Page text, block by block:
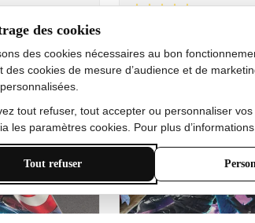
rapide. Je
bon état doux
des cookies
des cookies nécessaires au bon
des cookies de mesure d’audience et de
tout refuser, tout accepter ou personnaliser
les paramètres cookies. Pour plus
Tout refuser